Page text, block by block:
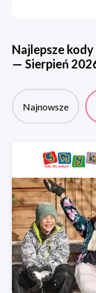
Najlepsze
— Sierpień
Najnowsze